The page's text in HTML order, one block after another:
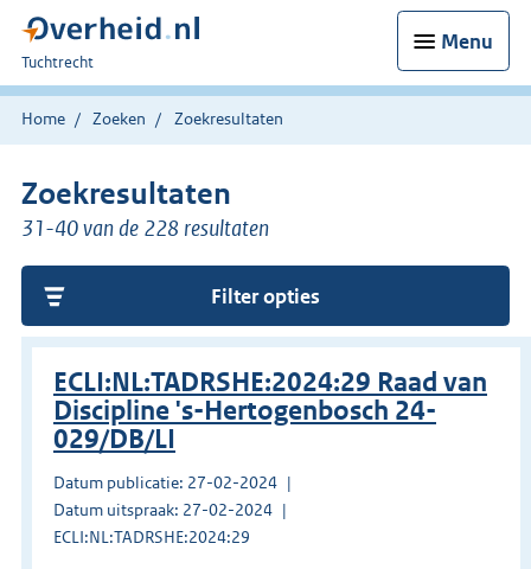
Menu
U
bent
hier:
Tuchtrecht
Home Zoeken Zoekresultaten
Zoekresultaten
31-40 van de 228 resultaten
Filter opties
ECLI:NL:TADRSHE:2024:29 Raad van
Discipline 's-Hertogenbosch 24-
029/DB/LI
Datum publicatie: 27-02-2024
Datum uitspraak: 27-02-2024
ECLI:NL:TADRSHE:2024:29